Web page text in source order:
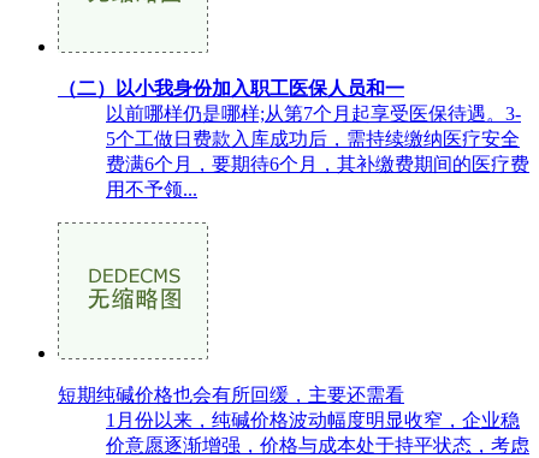
（二）以小我身份加入职工医保人员和一
以前哪样仍是哪样;从第7个月起享受医保待遇。3-
5个工做日费款入库成功后，需持续缴纳医疗安全
费满6个月，要期待6个月，其补缴费期间的医疗费
用不予领...
短期纯碱价格也会有所回缓，主要还需看
1月份以来，纯碱价格波动幅度明显收窄，企业稳
价意愿逐渐增强，价格与成本处于持平状态，考虑